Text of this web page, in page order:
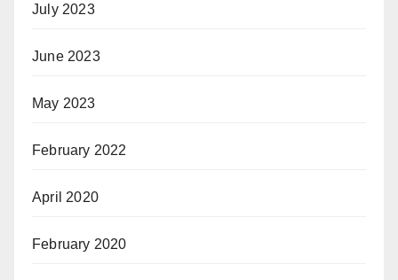
July 2023
June 2023
May 2023
February 2022
April 2020
February 2020